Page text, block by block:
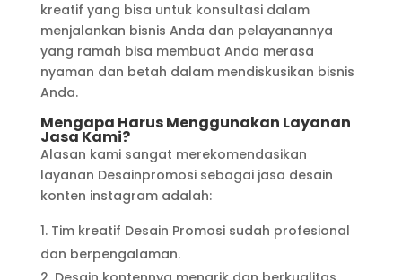
kreatif yang bisa untuk konsultasi dalam
menjalankan bisnis Anda dan pelayanannya
yang ramah bisa membuat Anda merasa
nyaman dan betah dalam mendiskusikan bisnis
Anda.
Mengapa Harus Menggunakan Layanan
Jasa Kami?
Alasan kami sangat merekomendasikan
layanan Desainpromosi sebagai jasa desain
konten instagram adalah:
Tim kreatif Desain Promosi sudah profesional
dan berpengalaman.